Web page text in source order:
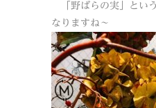
「野ばらの実」とい
なりますね～